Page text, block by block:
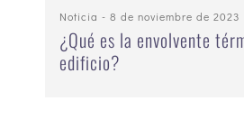
Noticia - 8 de noviembre de 2023
¿Qué es la envolvente
edificio?